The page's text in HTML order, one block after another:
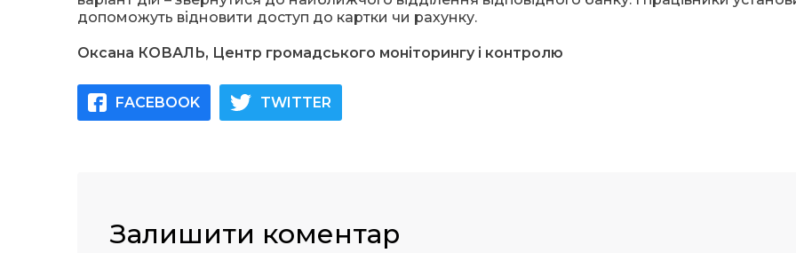
допоможуть відновити доступ до картки чи рахунку.
Оксана КОВАЛЬ, Центр громадського моніторингу і контролю
FACEBOOK TWITTER
Залишити коментар